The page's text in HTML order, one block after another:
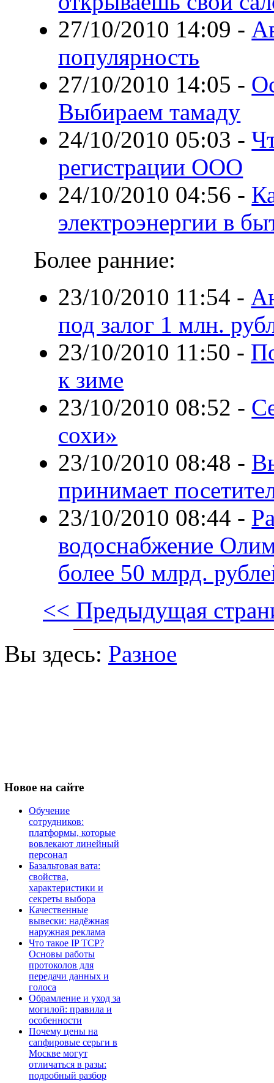
27/10/2010 14:09 -
популярность
27/10/2010 14:05 -
Выбираем тамаду
24/10/2010 05:03 -
регистрации ООО
24/10/2010 04:56 -
электроэнергии в
Более ранние:
23/10/2010 11:54 -
под залог 1 млн.
23/10/2010 11:50 -
к зиме
23/10/2010 08:52 -
сохи»
23/10/2010 08:48 -
принимает
23/10/2010 08:44 -
водоснабжение
более 50 млрд.
<< Предыдущая
Вы здесь: Разное
Новое на сайте
Обучение
сотрудников:
платформы, которые
вовлекают линейный
персонал
Базальтовая вата:
свойства,
характеристики и
секреты выбора
Качественные
вывески: надёжная
наружная реклама
Что такое IP TCP?
Основы работы
протоколов для
передачи данных и
голоса
Обрамление и уход за
могилой: правила и
особенности
Почему цены на
сапфировые серьги в
Москве могут
отличаться в разы:
подробный разбор